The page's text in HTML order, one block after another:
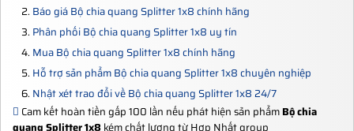
Báo giá Bộ chia quang Splitter 1x8 chính hãng
Phân phối Bộ chia quang Splitter 1x8 uy tín
Mua Bộ chia quang Splitter 1x8 chính hãng
Hỗ trợ sản phẩm Bộ chia quang Splitter 1x8 chuyên nghiệp
Nhật xét trao đổi về Bộ chia quang Splitter 1x8 24/7
Cam kết hoàn tiền gấp 100 lần nếu phát hiện sản phẩmBộ chia
quang Splitter 1x8kém chất lượng từ Hợp Nhất group